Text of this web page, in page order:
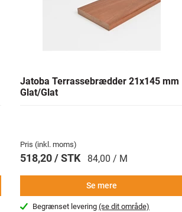
Jatoba Terrassebrædder 21x145 mm
Glat/Glat
Pris (inkl. moms)
518,20 / STK 84,00 / M
Se mere
Begrænset levering(se dit område)